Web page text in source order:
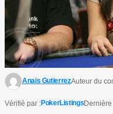
Anais GutierrezAuteur du
Vérifié par :PokerListings